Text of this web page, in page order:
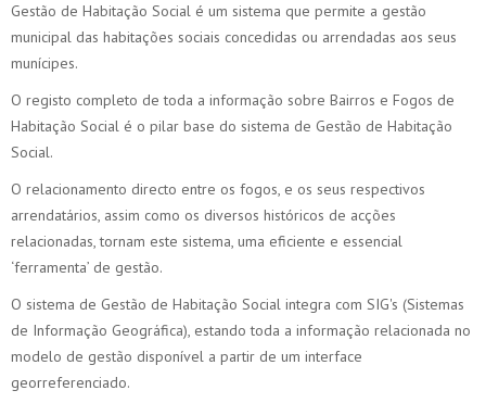
Serviços
Notícias
Contactos
Área Cliente
Pesquisa
Gestão de Habitação Social é um sistema que permite a gestão
municipal das habitações sociais concedidas ou arrendadas aos seus
munícipes.
O registo completo de toda a informação sobre Bairros e Fogos de
Habitação Social é o pilar base do sistema de Gestão de Habitação
Social.
O relacionamento directo entre os fogos, e os seus respectivos
arrendatários, assim como os diversos históricos de acções
relacionadas, tornam este sistema, uma eficiente e essencial
‘ferramenta’ de gestão.
O sistema de Gestão de Habitação Social integra com SIG's (Sistemas
de Informação Geográfica), estando toda a informação relacionada no
modelo de gestão disponível a partir de um interface
georreferenciado.